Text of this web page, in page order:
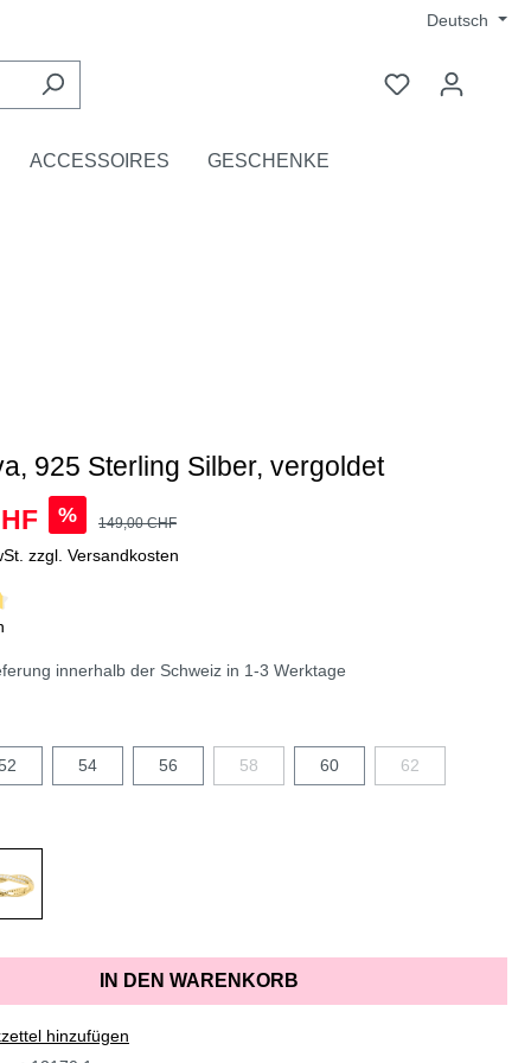
Deutsch
ACCESSOIRES GESCHENKE
925 Sterling Silber, vergoldet
% 149,00 CHF
zzgl. Versandkosten
innerhalb der Schweiz in 1-3 Werktage
54 56 58 60 62
IN DEN WARENKORB
hinzufügen